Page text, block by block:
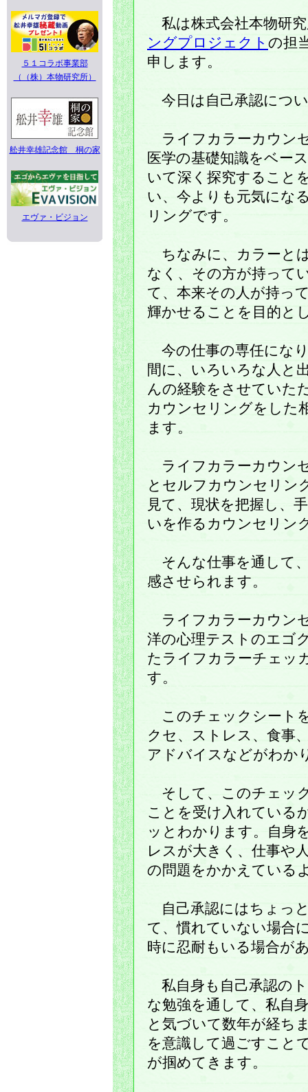
５１コラボ事業部
（（株）本物研究所）
舩井幸雄記念館 桐の家
エヴァ・ビジョン
私は株式会社本物研
ングプロジェクト の担
申します。
今日は自己承認につ
ライフカラーカウン
医学の基礎知識をベー
いて深く探究すること
い、今よりも元気にな
リングです。
ちなみに、カラーと
なく、その方が持って
て、本来その人が持っ
輝かせることを目的と
今の仕事の専任にな
間に、いろいろな人と
んの経験をさせていた
カウンセリングをした
ます。
ライフカラーカウン
とセルフカウンセリン
見て、現状を把握し、
いを作るカウンセリン
そんな仕事を通して
感させられます。
ライフカラーカウン
洋の心理テストのエゴ
たライフカラーチェッ
す。
このチェックシート
クセ、ストレス、食事
アドバイスなどがわか
そして、このチェッ
ことを受け入れている
ッとわかります。自身
レスが大きく、仕事や
の問題をかかえている
自己承認にはちょっ
て、慣れていない場合
時に忍耐もいる場合が
私自身も自己承認の
な勉強を通して、私自
と気づいて数年が経ち
を意識して過ごすこと
が掴めてきます。